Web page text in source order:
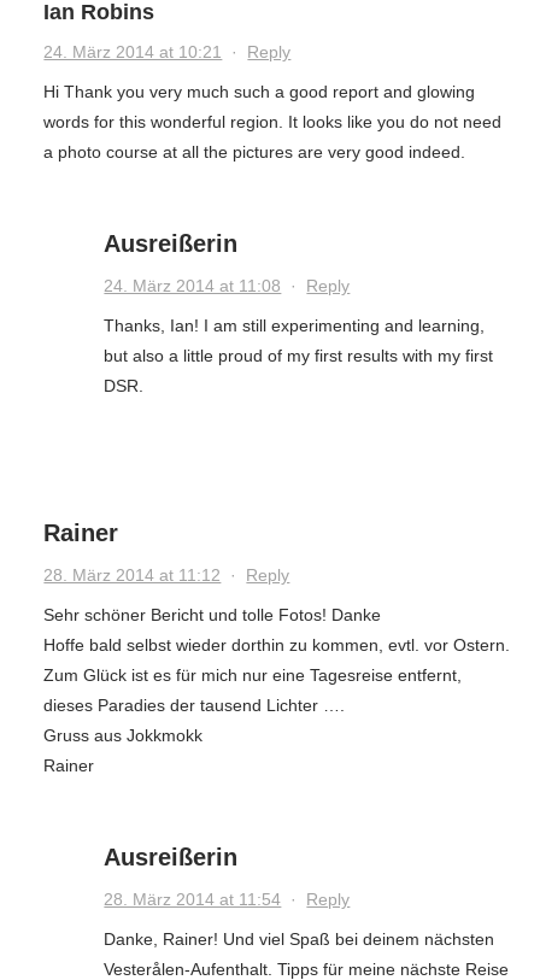
Ian Robins
24. März 2014 at 10:21 · Reply
Hi Thank you very much such a good report and glowing
words for this wonderful region. It looks like you do not need
a photo course at all the pictures are very good indeed.
Ausreißerin
24. März 2014 at 11:08 · Reply
Thanks, Ian! I am still experimenting and learning,
but also a little proud of my first results with my first
DSR.
Rainer
28. März 2014 at 11:12 · Reply
Sehr schöner Bericht und tolle Fotos! Danke
Hoffe bald selbst wieder dorthin zu kommen, evtl. vor Ostern.
Zum Glück ist es für mich nur eine Tagesreise entfernt,
dieses Paradies der tausend Lichter ….
Gruss aus Jokkmokk
Rainer
Ausreißerin
28. März 2014 at 11:54 · Reply
Danke, Rainer! Und viel Spaß bei deinem nächsten
Vesterålen-Aufenthalt. Tipps für meine nächste Reise